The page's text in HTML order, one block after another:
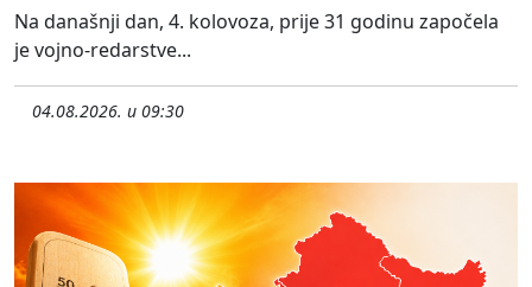
Na današnji dan, 4. kolovoza, prije 31 godinu započela
je vojno-redarstve...
04.08.2026. u 09:30